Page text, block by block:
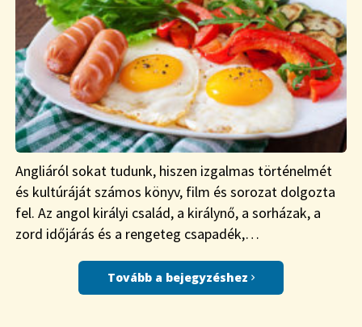
Angliáról sokat tudunk, hiszen izgalmas történelmét
és kultúráját számos könyv, film és sorozat dolgozta
fel. Az angol királyi család, a királynő, a sorházak, a
zord időjárás és a rengeteg csapadék,…
Tovább a bejegyzéshez